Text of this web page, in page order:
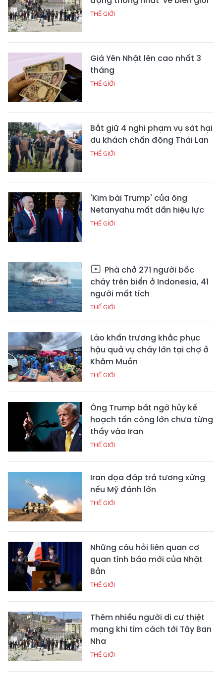
THẾ GIỚI
Giá Yên Nhật lên cao nhất 3
tháng
THẾ GIỚI
Bắt giữ 4 nghi phạm vụ sát hại
du khách chấn động Thái Lan
THẾ GIỚI
'Kim bài Trump' của ông
Netanyahu mất dần hiệu lực
THẾ GIỚI
Phà chở 271 người bốc
cháy trên biển ở Indonesia, 41
người mất tích
THẾ GIỚI
Lào khẩn trương khắc phục
hậu quả vụ cháy lớn tại chợ ở
Khăm Muồn
THẾ GIỚI
Ông Trump bất ngờ hủy kế
hoạch tấn công lớn chưa từng
thấy vào Iran
THẾ GIỚI
Iran dọa đáp trả tương xứng
nếu Mỹ đánh lớn
THẾ GIỚI
Những câu hỏi liên quan cơ
quan tình báo mới của Nhật
Bản
THẾ GIỚI
Thêm nhiều người di cư thiệt
mạng khi tìm cách tới Tây Ban
Nha
THẾ GIỚI